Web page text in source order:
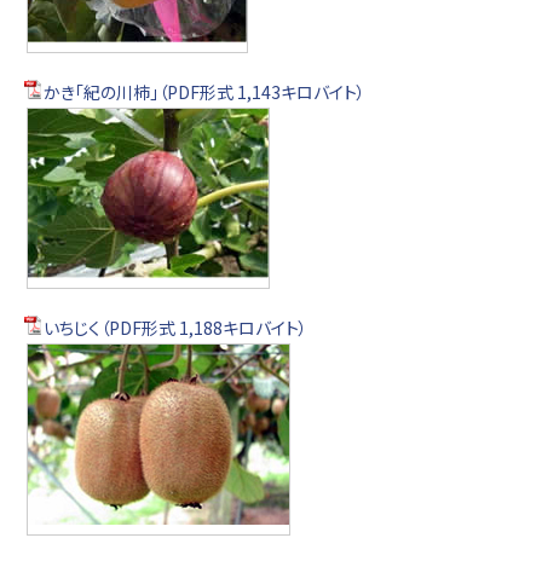
かき「紀の川柿」（PDF形式 1,143キロバイト）
いちじく（PDF形式 1,188キロバイト）